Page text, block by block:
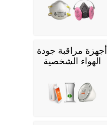
أجهزة مراقبة جودة
الهواء الشخصية